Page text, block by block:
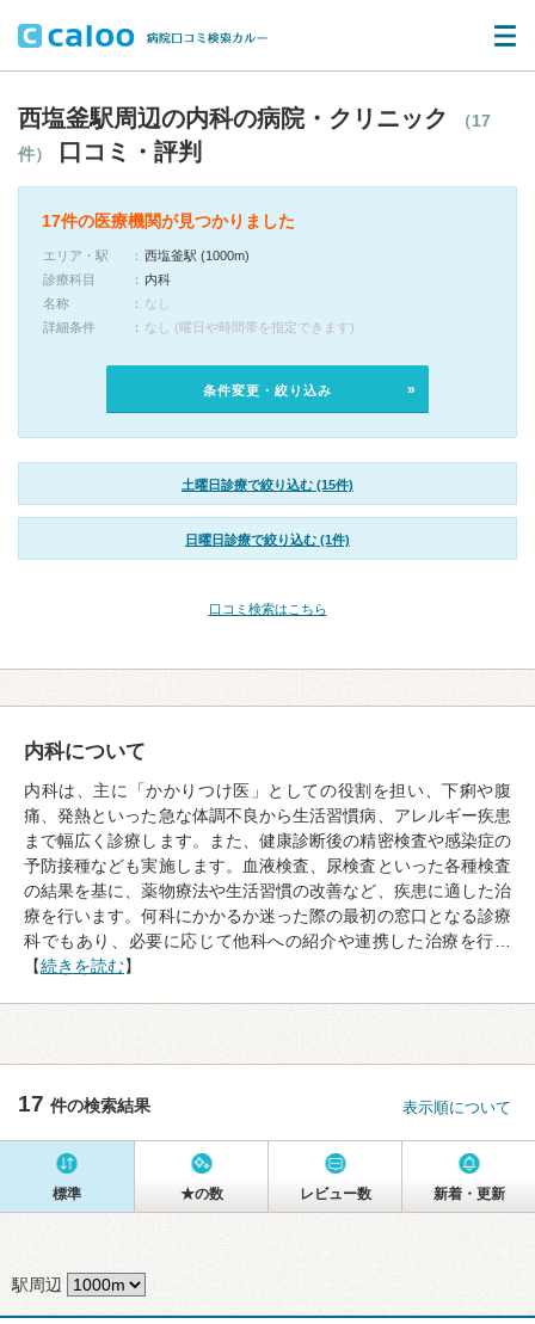
西塩釜駅周辺の内科の病院・クリニック
（17
件）
口コミ・評判
17件の医療機関が見つかりました
エリア・駅
西塩釜駅 (1000m)
診療科目
内科
名称
なし
詳細条件
なし (曜日や時間帯を指定できます)
条件変更・絞り込み
土曜日診療で絞り込む (15件)
日曜日診療で絞り込む (1件)
口コミ検索はこちら
内科について
内科は、主に「かかりつけ医」としての役割を担い、下痢や腹
痛、発熱といった急な体調不良から生活習慣病、アレルギー疾患
まで幅広く診療します。また、健康診断後の精密検査や感染症の
予防接種なども実施します。血液検査、尿検査といった各種検査
の結果を基に、薬物療法や生活習慣の改善など、疾患に適した治
療を行います。何科にかかるか迷った際の最初の窓口となる診療
科でもあり、必要に応じて他科への紹介や連携した治療を行…
【続きを読む】
17 件の検索結果 表示順について
標準 ★の数 レビュー数 新着・更新
駅周辺